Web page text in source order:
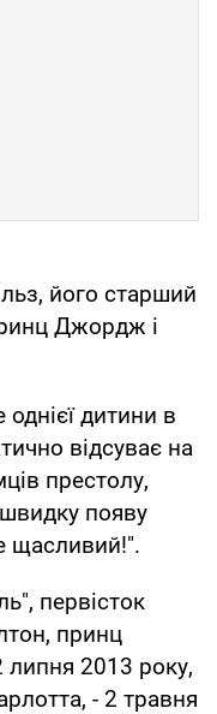
його старший
Джордж і
дитини в
відсуває на
престолу,
появу
щасливий!".
первісток
принц
липня 2013 року,
- 2 травня